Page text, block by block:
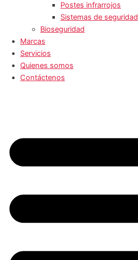
Postes infrarrojos
Sistemas de seguridad
Bioseguridad
Marcas
Servicios
Quienes somos
Contáctenos